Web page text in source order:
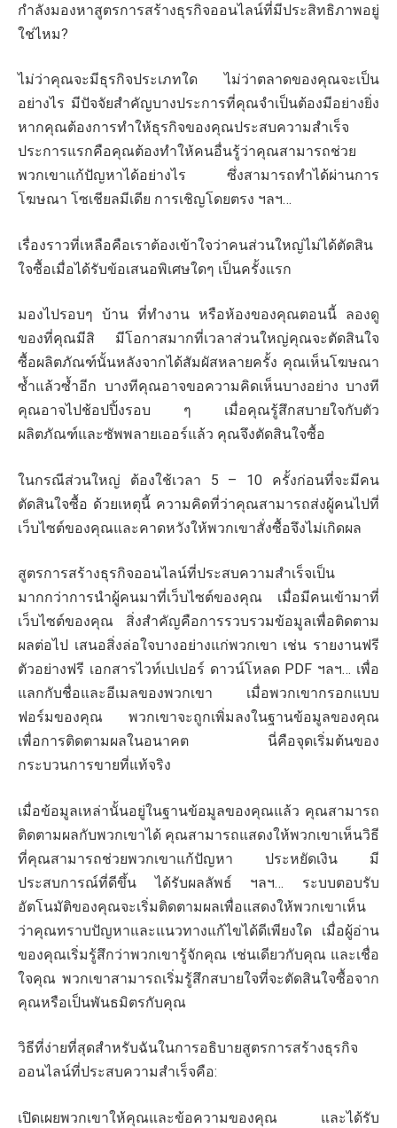
กำลังมองหาสูตรการสร้างธุรกิจออนไลน์ที่มีประสิทธิภาพอยู่
ใช่ไหม?
ไม่ว่าคุณจะมีธุรกิจประเภทใด ไม่ว่าตลาดของคุณจะเป็น
อย่างไร มีปัจจัยสำคัญบางประการที่คุณจำเป็นต้องมีอย่างยิ่ง
หากคุณต้องการทำให้ธุรกิจของคุณประสบความสำเร็จ
ประการแรกคือคุณต้องทำให้คนอื่นรู้ว่าคุณสามารถช่วย
พวกเขาแก้ปัญหาได้อย่างไร ซึ่งสามารถทำได้ผ่านการ
โฆษณา โซเชียลมีเดีย การเชิญโดยตรง ฯลฯ…
เรื่องราวที่เหลือคือเราต้องเข้าใจว่าคนส่วนใหญ่ไม่ได้ตัดสิน
ใจซื้อเมื่อได้รับข้อเสนอพิเศษใดๆ เป็นครั้งแรก
มองไปรอบๆ บ้าน ที่ทำงาน หรือห้องของคุณตอนนี้ ลองดู
ของที่คุณมีสิ มีโอกาสมากที่เวลาส่วนใหญ่คุณจะตัดสินใจ
ซื้อผลิตภัณฑ์นั้นหลังจากได้สัมผัสหลายครั้ง คุณเห็นโฆษณา
ซ้ำแล้วซ้ำอีก บางทีคุณอาจขอความคิดเห็นบางอย่าง บางที
คุณอาจไปช้อปปิ้งรอบ ๆ เมื่อคุณรู้สึกสบายใจกับตัว
ผลิตภัณฑ์และซัพพลายเออร์แล้ว คุณจึงตัดสินใจซื้อ
ในกรณีส่วนใหญ่ ต้องใช้เวลา 5 – 10 ครั้งก่อนที่จะมีคน
ตัดสินใจซื้อ ด้วยเหตุนี้ ความคิดที่ว่าคุณสามารถส่งผู้คนไปที่
เว็บไซต์ของคุณและคาดหวังให้พวกเขาสั่งซื้อจึงไม่เกิดผล
สูตรการสร้างธุรกิจออนไลน์ที่ประสบความสำเร็จเป็น
มากกว่าการนำผู้คนมาที่เว็บไซต์ของคุณ เมื่อมีคนเข้ามาที่
เว็บไซต์ของคุณ สิ่งสำคัญคือการรวบรวมข้อมูลเพื่อติดตาม
ผลต่อไป เสนอสิ่งล่อใจบางอย่างแก่พวกเขา เช่น รายงานฟรี
ตัวอย่างฟรี เอกสารไวท์เปเปอร์ ดาวน์โหลด PDF ฯลฯ… เพื่อ
แลกกับชื่อและอีเมลของพวกเขา เมื่อพวกเขากรอกแบบ
ฟอร์มของคุณ พวกเขาจะถูกเพิ่มลงในฐานข้อมูลของคุณ
เพื่อการติดตามผลในอนาคต นี่คือจุดเริ่มต้นของ
กระบวนการขายที่แท้จริง
เมื่อข้อมูลเหล่านั้นอยู่ในฐานข้อมูลของคุณแล้ว คุณสามารถ
ติดตามผลกับพวกเขาได้ คุณสามารถแสดงให้พวกเขาเห็นวิธี
ที่คุณสามารถช่วยพวกเขาแก้ปัญหา ประหยัดเงิน มี
ประสบการณ์ที่ดีขึ้น ได้รับผลลัพธ์ ฯลฯ… ระบบตอบรับ
อัตโนมัติของคุณจะเริ่มติดตามผลเพื่อแสดงให้พวกเขาเห็น
ว่าคุณทราบปัญหาและแนวทางแก้ไขได้ดีเพียงใด เมื่อผู้อ่าน
ของคุณเริ่มรู้สึกว่าพวกเขารู้จักคุณ เช่นเดียวกับคุณ และเชื่อ
ใจคุณ พวกเขาสามารถเริ่มรู้สึกสบายใจที่จะตัดสินใจซื้อจาก
คุณหรือเป็นพันธมิตรกับคุณ
วิธีที่ง่ายที่สุดสำหรับฉันในการอธิบายสูตรการสร้างธุรกิจ
ออนไลน์ที่ประสบความสำเร็จคือ:
เปิดเผยพวกเขาให้คุณและข้อความของคุณ และได้รับ